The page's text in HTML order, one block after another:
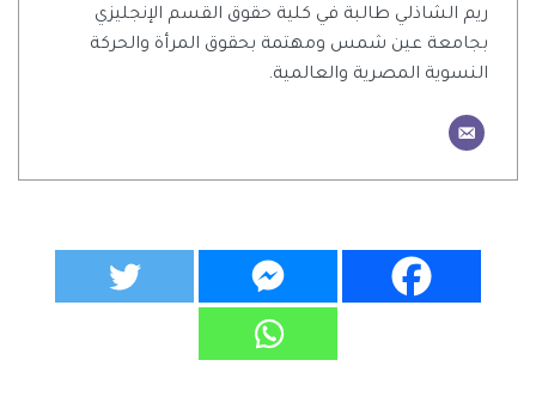
ريم الشاذلي طالبة في كلية حقوق القسم الإنجليزي
بجامعة عين شمس ومهتمة بحقوق المرأة والحركة
النسوية المصرية والعالمية.